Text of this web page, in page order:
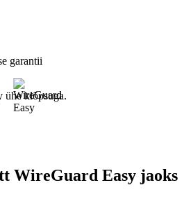
garantii
WireGuard Easy jaoks